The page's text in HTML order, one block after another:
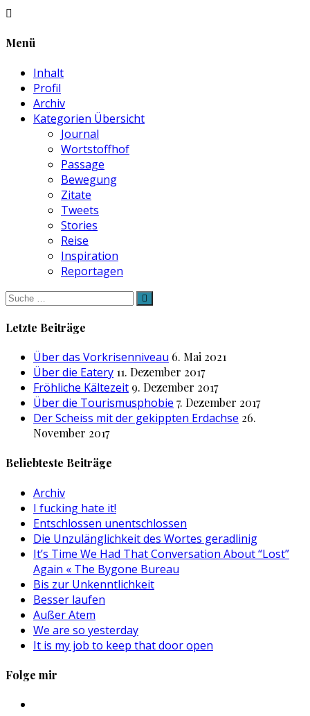
Menü
Inhalt
Profil
Archiv
Kategorien Übersicht
Journal
Wortstoffhof
Passage
Bewegung
Zitate
Tweets
Stories
Reise
Inspiration
Reportagen
Suche
nach:
Letzte Beiträge
Über das Vorkrisenniveau 6. Mai 2021
Über die Eatery 11. Dezember 2017
Fröhliche Kältezeit 9. Dezember 2017
Über die Tourismusphobie 7. Dezember 2017
Der Scheiss mit der gekippten Erdachse 26.
November 2017
Beliebteste Beiträge
Archiv
I fucking hate it!
Entschlossen unentschlossen
Die Unzulänglichkeit des Wortes geradlinig
It’s Time We Had That Conversation About “Lost”
Again « The Bygone Bureau
Bis zur Unkenntlichkeit
Besser laufen
Außer Atem
We are so yesterday
It is my job to keep that door open
Folge mir